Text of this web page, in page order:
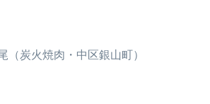
（炭火焼肉・中区銀山町）